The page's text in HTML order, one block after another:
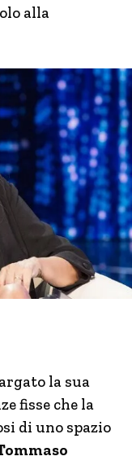
alla
la sua
fisse che la
di uno spazio